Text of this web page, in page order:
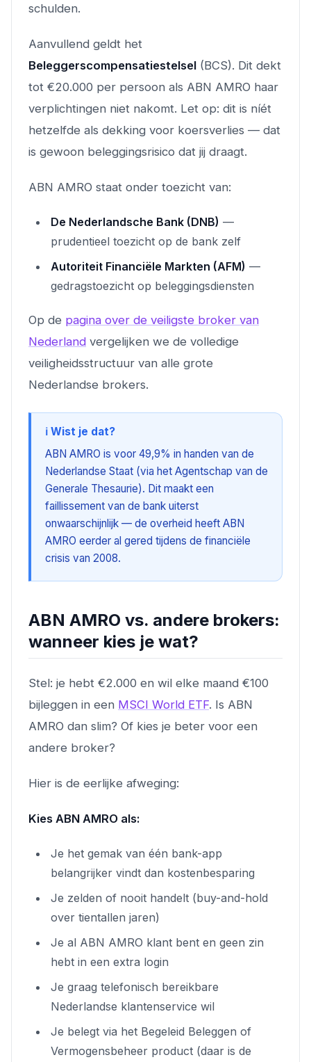
schulden.
Aanvullend geldt het
Beleggerscompensatiestelsel (BCS). Dit dekt
tot €20.000 per persoon als ABN AMRO haar
verplichtingen niet nakomt. Let op: dit is níét
hetzelfde als dekking voor koersverlies — dat
is gewoon beleggingsrisico dat jij draagt.
ABN AMRO staat onder toezicht van:
De Nederlandsche Bank (DNB) —
prudentieel toezicht op de bank zelf
Autoriteit Financiële Markten (AFM) —
gedragstoezicht op beleggingsdiensten
Op de pagina over de veiligste broker van
Nederland vergelijken we de volledige
veiligheidsstructuur van alle grote
Nederlandse brokers.
ℹ️ Wist je dat?
ABN AMRO is voor 49,9% in handen van de
Nederlandse Staat (via het Agentschap van de
Generale Thesaurie). Dit maakt een
faillissement van de bank uiterst
onwaarschijnlijk — de overheid heeft ABN
AMRO eerder al gered tijdens de financiële
crisis van 2008.
ABN AMRO vs. andere brokers:
wanneer kies je wat?
Stel: je hebt €2.000 en wil elke maand €100
bijleggen in een MSCI World ETF. Is ABN
AMRO dan slim? Of kies je beter voor een
andere broker?
Hier is de eerlijke afweging:
Kies ABN AMRO als:
Je het gemak van één bank-app
belangrijker vindt dan kostenbesparing
Je zelden of nooit handelt (buy-and-hold
over tientallen jaren)
Je al ABN AMRO klant bent en geen zin
hebt in een extra login
Je graag telefonisch bereikbare
Nederlandse klantenservice wil
Je belegt via het Begeleid Beleggen of
Vermogensbeheer product (daar is de